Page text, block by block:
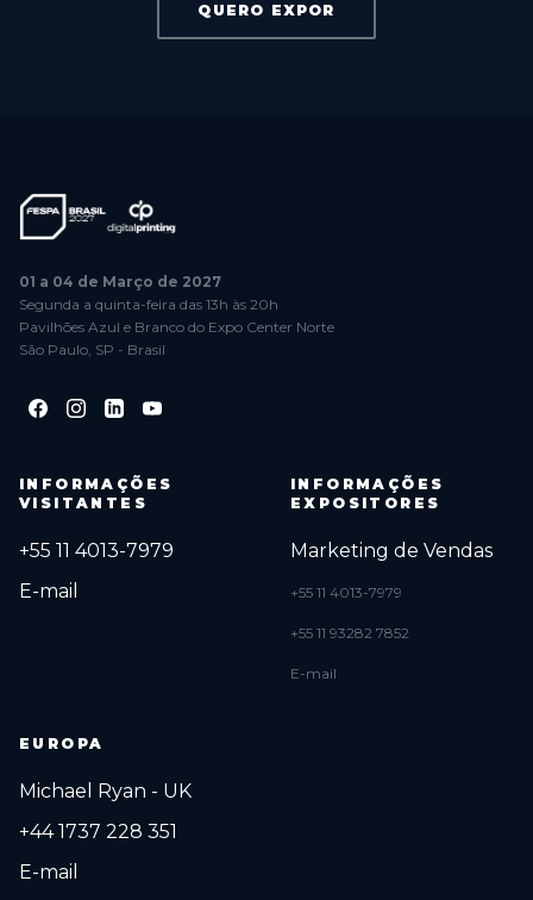
QUERO EXPOR
01 a 04 de Março de 2027
Segunda a quinta-feira das 13h às 20h
Pavilhões Azul e Branco do Expo Center Norte
São Paulo, SP - Brasil
INFORMAÇÕES
VISITANTES
+55 11 4013-7979
E-mail
INFORMAÇÕES
EXPOSITORES
Marketing de Vendas
+55 11 4013-7979
+55 11 93282 7852
E-mail
EUROPA
Michael Ryan - UK
+44 1737 228 351
E-mail